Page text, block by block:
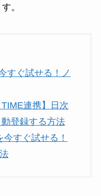
。
すぐ試せる！ノ
連携】日次
登録する方法
すぐ試せる！